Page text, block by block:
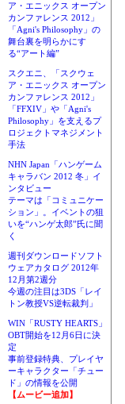
ア・エニックス オープン
カンファレンス 2012」
「Agni's Philosophy」の
舞台裏を明らかにす
る“アート編”
スクエニ、「スクウェ
ア・エニックス オープン
カンファレンス 2012」
「FFXIV」や「Agni's
Philosophy」を支えるプ
ロジェクトマネジメント
手法
NHN Japan「ハンゲーム
キャラバン 2012 冬」イ
ンタビュー
テーマは「コミュニケー
ション」。イベントの狙
いを“ハンゲ太郎”氏に聞
く
週刊ダウンロードソフト
ウェアカタログ 2012年
12月第2週分
今週の注目は3DS「レイ
トン教授VS逆転裁判」
WIN「RUSTY HEARTS」
OBT開始を12月6日に決
定
事前登録特典、プレイヤ
ーキャラクター「チュー
ド」の情報を公開
【ムービー追加】